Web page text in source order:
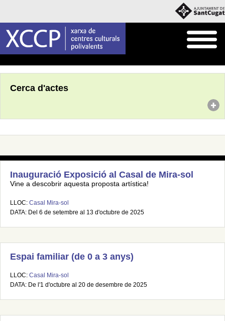
Cerca d'actes
Inauguració Exposició al Casal de Mira-sol
Vine a descobrir aquesta proposta artística!
LLOC: Casal Mira-sol
DATA: Del 6 de setembre al 13 d'octubre de 2025
Espai familiar (de 0 a 3 anys)
LLOC: Casal Mira-sol
DATA: De l'1 d'octubre al 20 de desembre de 2025